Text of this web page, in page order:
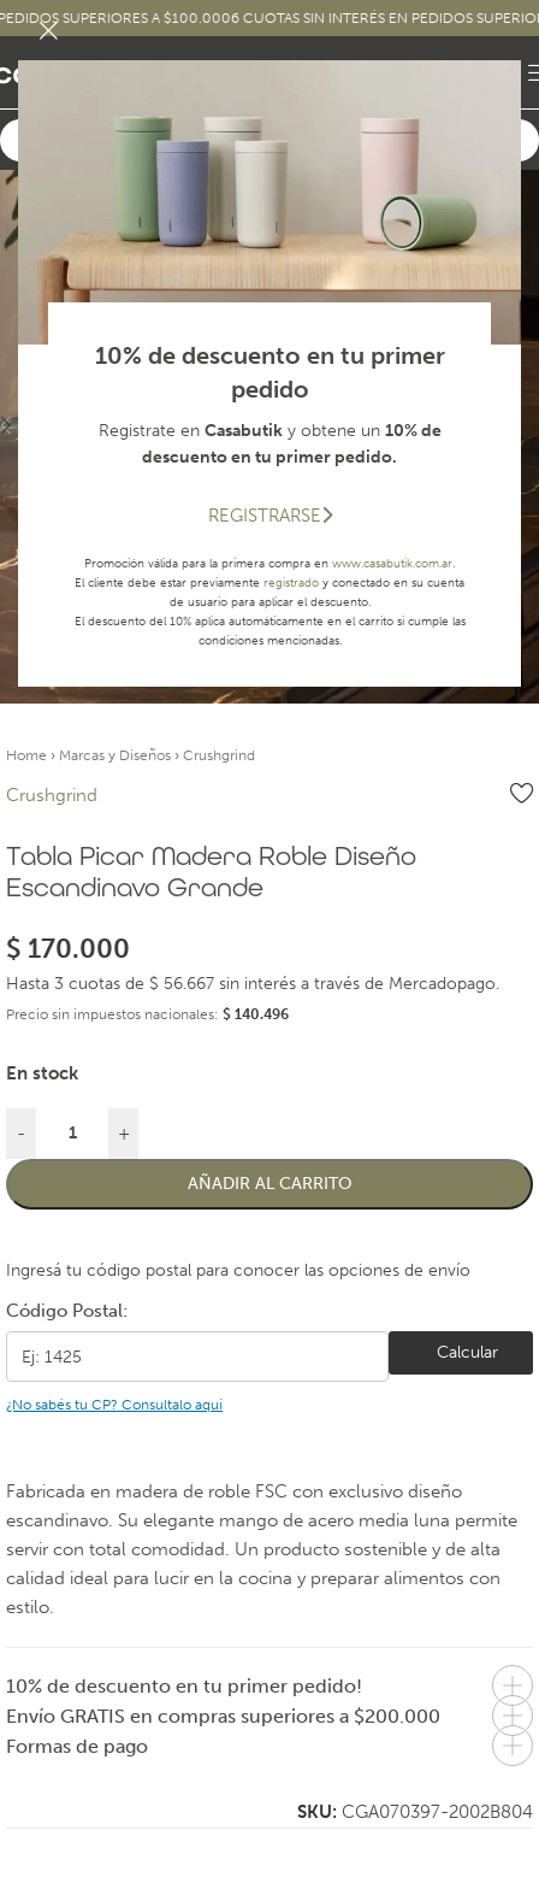
10% de descuento en tu primer
pedido
Registrate en Casabutiky obtene un 10% de
descuento en tu primer pedido.
REGISTRARSE
Promoción válida para la primera compra en www.casabutik.com.ar.
El cliente debe estar previamente registrado y conectado en su cuenta
de usuario para aplicar el descuento.
El descuento del 10% aplica automáticamente en el carrito si cumple las
condiciones mencionadas.
SUPERIORES A $100.0006 CUOTAS SIN INTERÉS EN PEDIDOS SUPERIORES
Home › Marcas y Diseños › Crushgrind
Crushgrind
Tabla Picar Madera Roble Diseño
Escandinavo Grande
$ 170.000
Hasta 3 cuotas de $ 56.667 sin interés a través de Mercadopago.
Precio sin impuestos nacionales: $ 140.496
En stock
- +
AÑADIR AL CARRITO
Ingresá tu código postal para conocer las opciones de envío
Código Postal:
Calcular
¿No sabés tu CP? Consultalo aquí
Fabricada en madera de roble FSC con exclusivo diseño
escandinavo. Su elegante mango de acero media luna permite
servir con total comodidad. Un producto sostenible y de alta
calidad ideal para lucir en la cocina y preparar alimentos con
estilo.
10% de descuento en tu primer pedido!
Envío GRATIS en compras superiores a $200.000
Formas de pago
SKU: CGA070397-2002B804